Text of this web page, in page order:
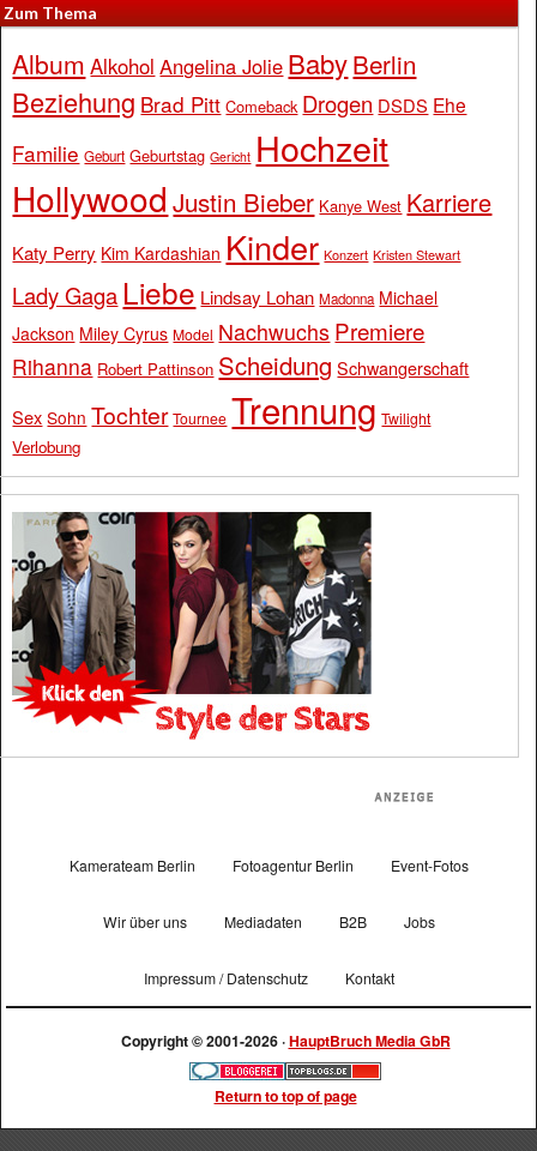
Zum Thema
Album Alkohol Angelina Jolie BabyBerlin
Beziehung Brad Pitt Comeback Drogen DSDS Ehe
Familie Geburt Geburtstag Gericht Hochzeit
Hollywood Justin Bieber Kanye West Karriere
Katy Perry Kim Kardashian Kinder Konzert Kristen Stewart
Lady Gaga Liebe Lindsay Lohan Madonna Michael
Jackson Miley Cyrus Model Nachwuchs Premiere
Rihanna Robert Pattinson Scheidung Schwangerschaft
Sex Sohn Tochter Tournee Trennung Twilight
Verlobung
Kamerateam Berlin Fotoagentur Berlin Event-Fotos
Wir über uns Mediadaten B2B Jobs
Impressum / Datenschutz Kontakt
Copyright © 2001-2026 ·HauptBruch Media GbR
Return to top of page